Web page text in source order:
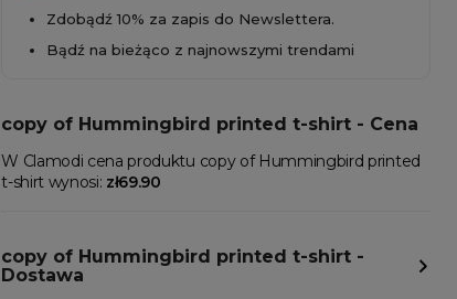
Zdobądź 10% za zapis do Newslettera.
Bądź na bieżąco z najnowszymi trendami
copy of Hummingbird printed t-shirt - Cena
W Clamodi cena produktu copy of Hummingbird printed
t-shirt wynosi: zł69.90
copy of Hummingbird printed t-shirt -
Dostawa